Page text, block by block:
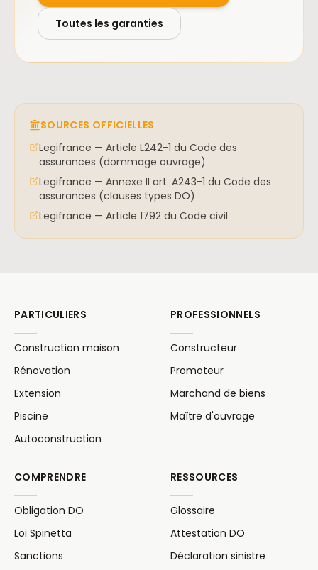
Toutes les garanties
SOURCES OFFICIELLES
Legifrance — Article L242-1 du Code des
assurances (dommage ouvrage)
Legifrance — Annexe II art. A243-1 du Code des
assurances (clauses types DO)
Legifrance — Article 1792 du Code civil
PARTICULIERS
Construction maison
Rénovation
Extension
Piscine
Autoconstruction
PROFESSIONNELS
Constructeur
Promoteur
Marchand de biens
Maître d'ouvrage
COMPRENDRE
Obligation DO
Loi Spinetta
Sanctions
RESSOURCES
Glossaire
Attestation DO
Déclaration sinistre